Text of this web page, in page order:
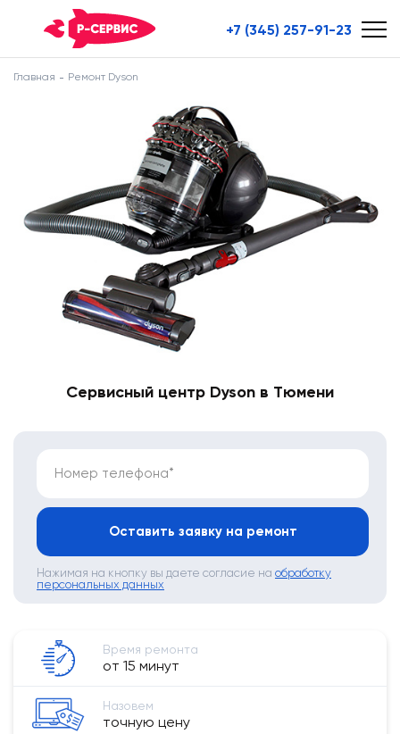
+7 (345) 257-91-23
Главная Ремонт Dyson
Сервисный центр Dyson в Тюмени
Номер телефона*
Оставить заявку на ремонт
Нажимая на кнопку вы даете согласие на обработку
персональных данных
Время ремонта
от 15 минут
Назовем
точную цену